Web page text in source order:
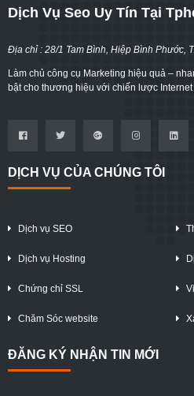
Dịch Vụ Seo Uy Tín Tại
Địa chỉ : 28/1 Tam Bình, Hiệp Bình Phước,
Làm chủ công cụ Marketing hiệu quả –
bật cho thương hiệu với chiến lược
DỊCH VỤ CỦA CHÚNG TÔI
Dịch vụ SEO
Dịch vụ Hosting
Chứng chỉ SSL
Chăm Sóc website
ĐĂNG KÝ NHẬN TIN MỚI